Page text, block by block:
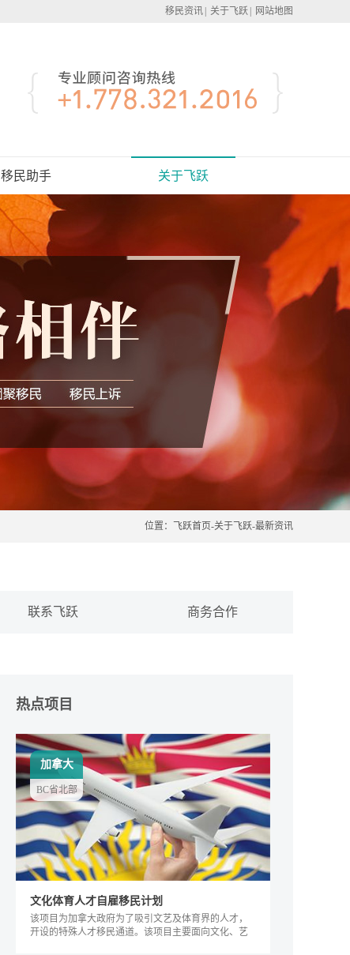
移民资讯 关于飞跃 网站地图
移民助手 关于飞跃
位置： 飞跃首页-关于飞跃-最新资讯
联系飞跃 商务合作
热点项目
文化体育人才自雇移民计划
该项目为加拿大政府为了吸引文艺及体育界的人才，
开设的特殊人才移民通道。该项目主要面向文化、艺
加拿大
BC省北部